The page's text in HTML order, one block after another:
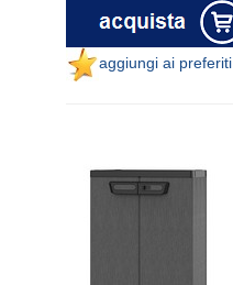
aggiungi ai preferiti